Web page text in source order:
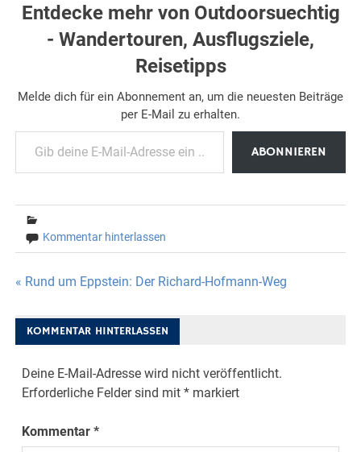
Entdecke mehr von Outdoorsuechtig
- Wandertouren, Ausflugsziele,
Reisetipps
Melde dich für ein Abonnement an, um die neuesten Beiträge
per E-Mail zu erhalten.
Gib deine E-Mail-Adresse ein ...
ABONNIEREN
Kommentar hinterlassen
Beitragsnavigation
« Rund um Eppstein: Der Richard-Hofmann-Weg
KOMMENTAR HINTERLASSEN
Deine E-Mail-Adresse wird nicht veröffentlicht.
Erforderliche Felder sind mit* markiert
Kommentar*